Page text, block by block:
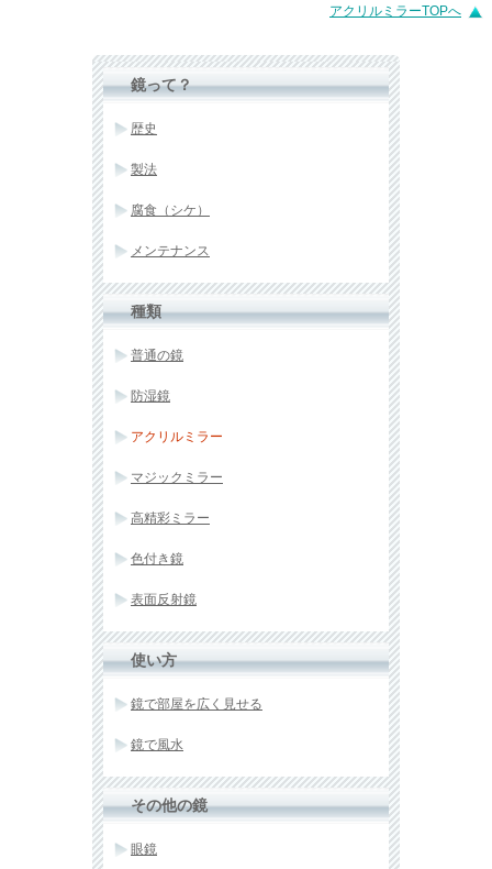
アクリルミラーTOPへ
鏡って？
歴史
製法
腐食（シケ）
メンテナンス
種類
普通の鏡
防湿鏡
アクリルミラー
マジックミラー
高精彩ミラー
色付き鏡
表面反射鏡
使い方
鏡で部屋を広く見せる
鏡で風水
その他の鏡
眼鏡